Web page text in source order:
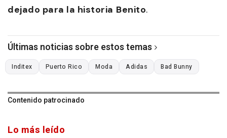
dejado para la historia Benito.
Últimas noticias sobre estos temas
Inditex Puerto Rico Moda Adidas Bad Bunny
Contenido patrocinado
Lo más leído